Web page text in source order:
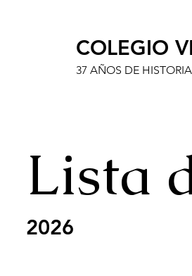
COLEGIO
37 AÑOS DE HISTORIA
Lista
2026